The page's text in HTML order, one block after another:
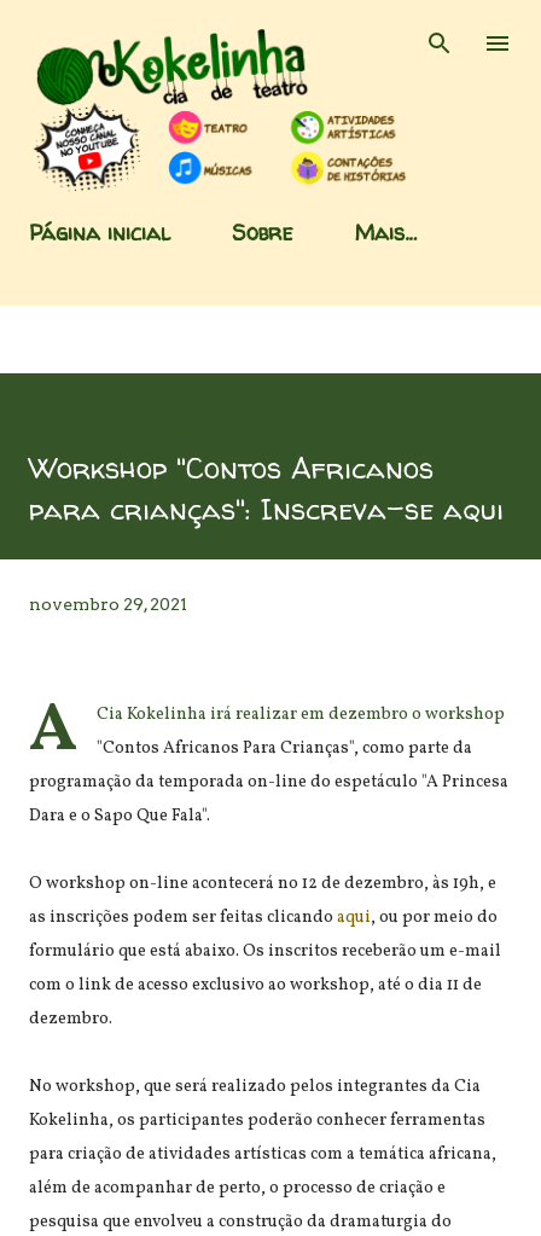
Pular para o conteúdo principal
Página inicial Sobre Mais…
Workshop "Contos Africanos
para crianças": Inscreva-se aqui
novembro 29, 2021
A
Cia Kokelinha irá realizar em dezembro o workshop
"Contos Africanos Para Crianças", como parte da
programação da temporada on-line do espetáculo "A Princesa
Dara e o Sapo Que Fala".
O workshop on-line acontecerá no 12 de dezembro, às 19h, e
as inscrições podem ser feitas clicando aqui, ou por meio do
formulário que está abaixo. Os inscritos receberão um e-mail
com o link de acesso exclusivo ao workshop, até o dia 11 de
dezembro.
No workshop, que será realizado pelos integrantes da Cia
Kokelinha, os participantes poderão conhecer ferramentas
para criação de atividades artísticas com a temática africana,
além de acompanhar de perto, o processo de criação e
pesquisa que envolveu a construção da dramaturgia do